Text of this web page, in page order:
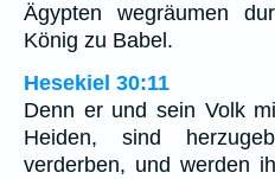
Ägypten wegräumen
König zu Babel.
Hesekiel 30:11
Denn er und sein Volk
Heiden, sind
verderben, und werden